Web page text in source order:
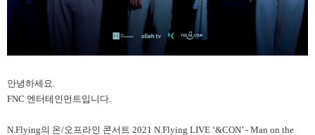
안녕하세요.
FNC 엔터테인먼트입니다.
N.Flying의 온/오프라인 콘서트 2021 N.Flying LIVE ‘&CON’ - Man on the